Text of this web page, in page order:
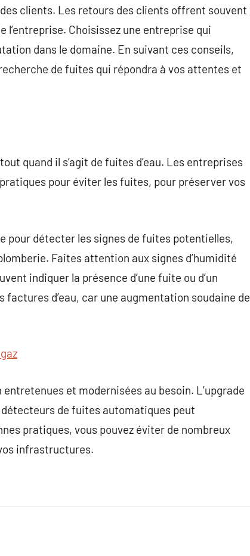
clients. Les retours des clients offrent souvent
l’entreprise. Choisissez une entreprise qui
dans le domaine. En suivant ces conseils,
de fuites qui répondra à vos attentes et
quand il s’agit de fuites d’eau. Les entreprises
pour éviter les fuites, pour préserver vos
pour détecter les signes de fuites potentielles,
Faites attention aux signes d’humidité
indiquer la présence d’une fuite ou d’un
d’eau, car une augmentation soudaine de
et modernisées au besoin. L’upgrade
de fuites automatiques peut
pratiques, vous pouvez éviter de nombreux
infrastructures.